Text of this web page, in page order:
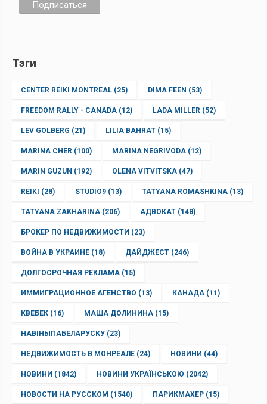
Тэги
CENTER REIKI MONTREAL (25) DIMA FEEN (53)
FREEDOM RALLY - CANADA (12) LADA MILLER (52)
LEV GOLBERG (21) LILIA BAHRAT (15)
MARINA CHER (100) MARINA NEGRIVODA (12)
MARIN GUZUN (192) OLENA VITVITSKA (47)
REIKI (28) STUDIO9 (13) TATYANA ROMASHKINA (13)
TATYANA ZAKHARINA (206) АДВОКАТ (148)
БРОКЕР ПО НЕДВИЖИМОСТИ (23)
ВОЙНА В УКРАИНЕ (18) ДАЙДЖЕСТ (246)
ДОЛГОСРОЧНАЯ РЕКЛАМА (15)
ИММИГРАЦИОННОЕ АГЕНСТВО (13) КАНАДА (11)
КВЕБЕК (16) МАША ДОЛИНИНА (15)
НАВІНЫПАБЕЛАРУСКУ (23)
НЕДВИЖИМОСТЬ В МОНРЕАЛЕ (24) НОВИНИ (44)
НОВИНИ (1842) НОВИНИ УКРАЇНСЬКОЮ (2042)
НОВОСТИ НА РУССКОМ (1540) ПАРИКМАХЕР (15)